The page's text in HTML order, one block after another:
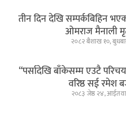
तीन दिन देखि सम्पर्कबिहिन
ओमराज मैनाली
२०८२ बैशाख १०,
“पर्सादेखि बाँकेसम्म एउटै
वरिष्ठ सई रमेश
२०८३ जेष्ठ २४,